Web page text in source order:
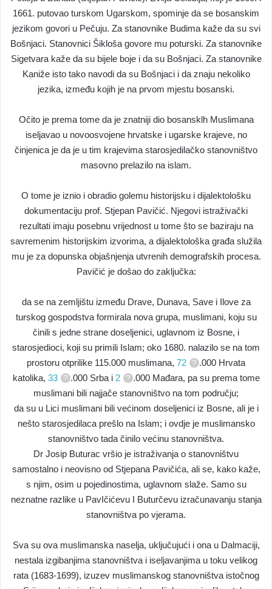
1661. putovao turskom Ugarskom, spominje da se bosanskim
jezikom govori u Pečuju. Za stanovnike Budima kaže da su svi
Bošnjaci. Stanovnici Šikloša govore mu poturski. Za stanovnike
Sigetvara kaže da su bijele boje i da su Bošnjaci. Za stanovnike
Kaniže isto tako navodi da su Bošnjaci i da znaju nekoliko
jezika, između kojih je na prvom mjestu bosanski.
Očito je prema tome da je znatniji dio bosansklh Muslimana
iseljavao u novoosvojene hrvatske i ugarske krajeve, no
činjenica je da je u tim krajevima starosjedilačko stanovništvo
masovno prelazilo na islam.
O tome je iznio i obradio golemu historijsku i dijalektološku
dokumentaciju prof. Stjepan Pavičić. Njegovi istraživački
rezultati imaju posebnu vrijednost u tome što se baziraju na
savremenim historijskim izvorima, a dijalektološka građa služila
mu je za dopunska objašnjenja utvrenih demografskih procesa.
Pavičić je došao do zaključka:
da se na zemljištu između Drave, Dunava, Save i Ilove za
turskog gospodstva formirala nova grupa, muslimani, koju su
činili s jedne strane doseljenici, uglavnom iz Bosne, i
starosjedioci, koji su primili Islam; oko 1680. nalazilo se na tom
prostoru otprilike 115.000 muslimana, 72
.000 Hrvata
katolika, 33 .000 Srba i 2
.000 Mađara, pa su prema tome
muslimani bili najjače stanovništvo na tom području;
da su u Lici muslimani bili većinom doseljenici iz Bosne, ali je i
nešto starosjedilaca prešlo na Islam; i ovdje je muslimansko
stanovništvo tada činilo većinu stanovništva.
Dr Josip Buturac vršio je istraživanja o stanovništvu
samostalno i neovisno od Stjepana Pavičića, ali se, kako kaže,
s njim, osim u pojedinostima, uglavnom slaže. Samo su
neznatne razlike u PavIčićevu I Buturčevu izračunavanju stanja
stanovništva po vjerama.
Sva su ova muslimanska naselja, uključujući i ona u Dalmaciji,
nestala izgibanjima stanovništva i iseljavanjima u toku velikog
rata (1683-1699), izuzev muslimanskog stanovništva istočnog